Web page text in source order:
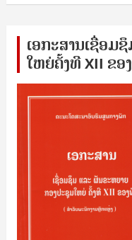
ເອກ​ະ​ສານ​ເຊ​ື່ອມ​
ໃຫຍ່​ຄັ້ງ​ທີ XII ຂອ